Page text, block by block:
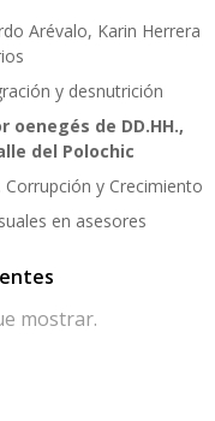
Arévalo, Karin Herrera
y desnutrición
de DD.HH.,
del Polochic
Corrupción y Crecimiento
en asesores
mostrar.